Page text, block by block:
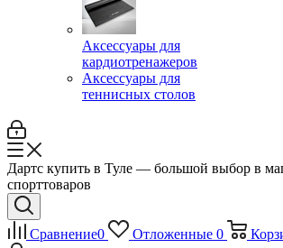
Аксессуары для
кардиотренажеров
Аксессуары для
теннисных столов
Дартс купить в Туле — большой выбор в
спорттоваров
Сравнение0 Отложенные 0